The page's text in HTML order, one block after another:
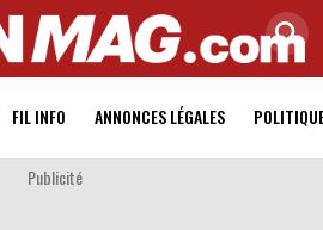
FIL INFO ANNONCES LÉGALES
Publicité